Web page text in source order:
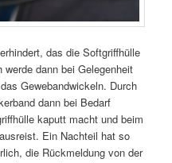
das die Softgriffhülle
dann bei Gelegenheit
Gewebandwickeln. Durch
dann bei Bedarf
kaputt macht und beim
Ein Nachteil hat so
die Rückmeldung von der